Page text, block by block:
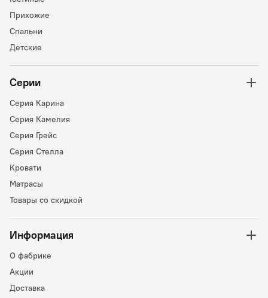
Прихожие
Спальни
Детские
Серии
Серия Карина
Серия Камелия
Серия Грейс
Серия Стелла
Кровати
Матрасы
Товары со скидкой
Информация
О фабрике
Акции
Доставка